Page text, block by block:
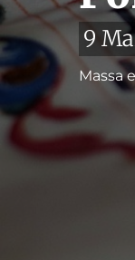
9
Massa